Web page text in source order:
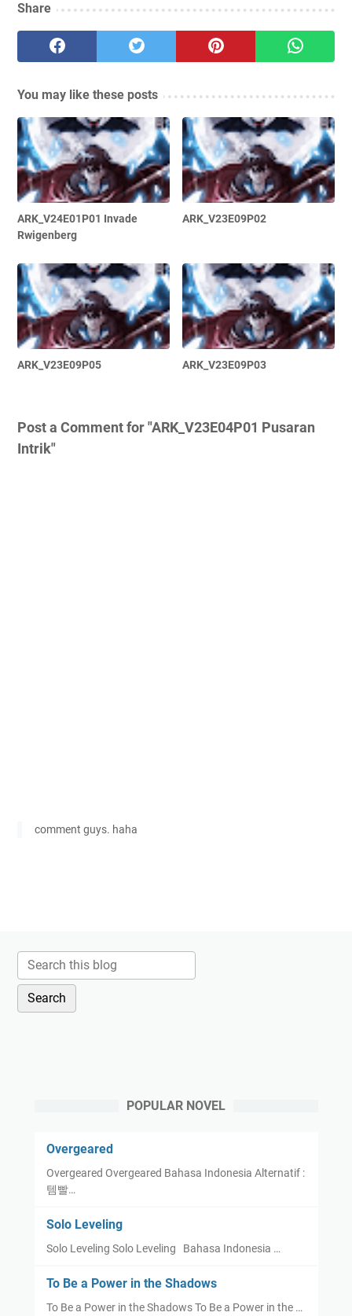
Share
You may like these posts
ARK_V24E01P01 Invade
Rwigenberg
ARK_V23E09P02
ARK_V23E09P05 ARK_V23E09P03
Post a Comment for "ARK_V23E04P01 Pusaran
Intrik"
comment guys. haha
POPULAR NOVEL
Overgeared
Overgeared Overgeared Bahasa Indonesia Alternatif :
템빨…
Solo Leveling
Solo Leveling Solo Leveling Bahasa Indonesia …
To Be a Power in the Shadows
To Be a Power in the Shadows To Be a Power in the …